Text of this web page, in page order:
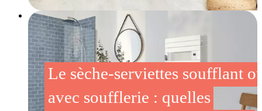
Le sèche-serviettes soufflant
avec soufflerie : quelles